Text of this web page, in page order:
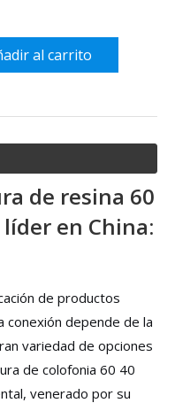
al carrito
de resina 60
en China:
de productos
conexión depende de la
variedad de opciones
de colofonia 60 40
venerado por su